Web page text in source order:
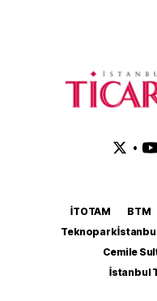
•
İTOTAM BTM
Teknopark
Cemile
İstanbul